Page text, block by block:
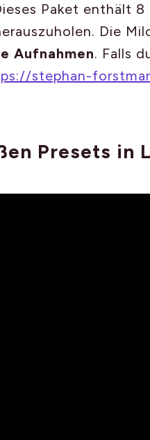
Paket enthält
Die
Aufnahmen. Falls
stephan-
Presets in